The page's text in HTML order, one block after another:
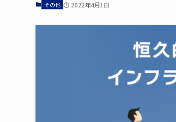
その他 2022年4月1日